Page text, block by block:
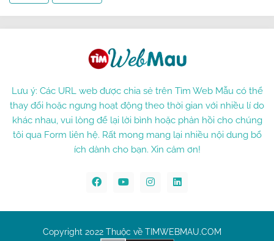
Lưu ý: Các URL web được chia sẻ trên Tìm Web Mẫu có thể
thay đổi hoặc ngưng hoạt động theo thời gian với nhiều lí do
khác nhau, vui lòng để lại lời bình hoặc phản hồi cho chúng
tôi qua Form liên hệ. Rất mong mang lại nhiều nội dung bổ
ích dành cho bạn. Xin cảm ơn!
Copyright 2022 Thuộc về TIMWEBMAU.COM